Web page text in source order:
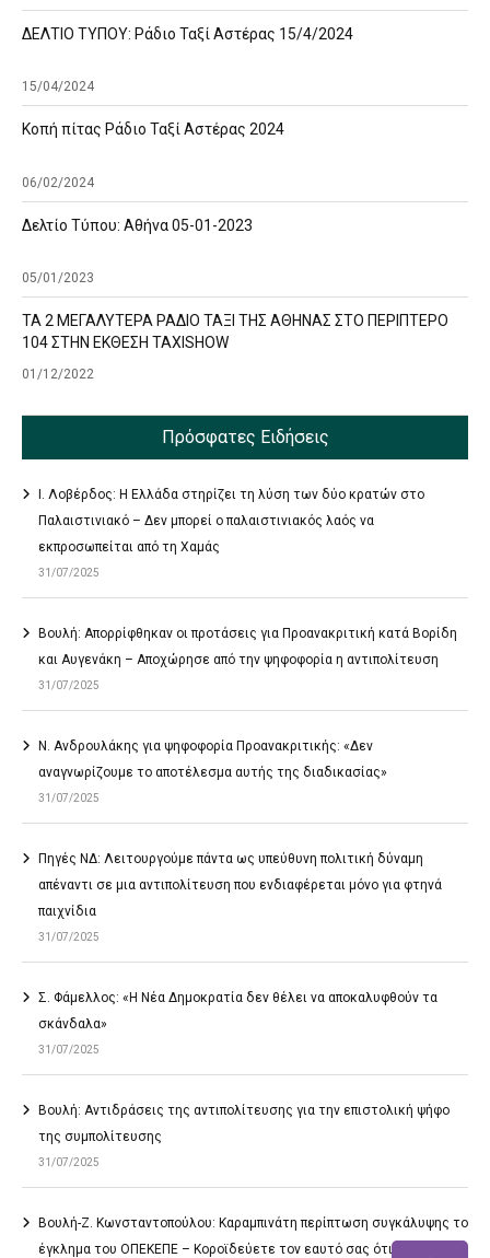
ΔΕΛΤΙΟ ΤΥΠΟΥ: Ράδιο Ταξί Αστέρας 15/4/2024
15/04/2024
Κοπή πίτας Ράδιο Ταξί Αστέρας 2024
06/02/2024
Δελτίο Τύπου: Αθήνα 05-01-2023
05/01/2023
ΤΑ 2 ΜΕΓΑΛΥΤΕΡΑ ΡΑΔΙΟ ΤΑΞΙ ΤΗΣ ΑΘΗΝΑΣ ΣΤΟ ΠΕΡΙΠΤΕΡΟ
104 ΣΤΗΝ ΕΚΘΕΣΗ TAXISHOW
01/12/2022
Πρόσφατες Ειδήσεις
Ι. Λοβέρδος: Η Ελλάδα στηρίζει τη λύση των δύο κρατών στο
Παλαιστινιακό – Δεν μπορεί ο παλαιστινιακός λαός να
εκπροσωπείται από τη Χαμάς
31/07/2025
Βουλή: Απορρίφθηκαν οι προτάσεις για Προανακριτική κατά Βορίδη
και Αυγενάκη – Αποχώρησε από την ψηφοφορία η αντιπολίτευση
31/07/2025
Ν. Ανδρουλάκης για ψηφοφορία Προανακριτικής: «Δεν
αναγνωρίζουμε το αποτέλεσμα αυτής της διαδικασίας»
31/07/2025
Πηγές ΝΔ: Λειτουργούμε πάντα ως υπεύθυνη πολιτική δύναμη
απέναντι σε μια αντιπολίτευση που ενδιαφέρεται μόνο για φτηνά
παιχνίδια
31/07/2025
Σ. Φάμελλος: «Η Νέα Δημοκρατία δεν θέλει να αποκαλυφθούν τα
σκάνδαλα»
31/07/2025
Βουλή: Αντιδράσεις της αντιπολίτευσης για την επιστολική ψήφο
της συμπολίτευσης
31/07/2025
Βουλή-Ζ. Κωνσταντοπούλου: Καραμπινάτη περίπτωση συγκάλυψης το
έγκλημα του ΟΠΕΚΕΠΕ – Κοροϊδεύετε τον εαυτό σας ότι θα